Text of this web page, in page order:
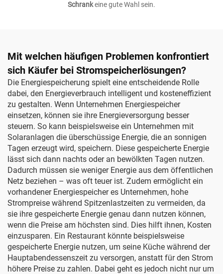
Schrankeine gute Wahl sein.
Mit welchen häufigen Problemen konfrontiert
sich Käufer bei Stromspeicherlösungen?
Die Energiespeicherung spielt eine entscheidende Rolle
dabei, den Energieverbrauch intelligent und kosteneffizient
zu gestalten. Wenn Unternehmen Energiespeicher
einsetzen, können sie ihre Energieversorgung besser
steuern. So kann beispielsweise ein Unternehmen mit
Solaranlagen die überschüssige Energie, die an sonnigen
Tagen erzeugt wird, speichern. Diese gespeicherte Energie
lässt sich dann nachts oder an bewölkten Tagen nutzen.
Dadurch müssen sie weniger Energie aus dem öffentlichen
Netz beziehen – was oft teuer ist. Zudem ermöglicht ein
vorhandener Energiespeicher es Unternehmen, hohe
Strompreise während Spitzenlastzeiten zu vermeiden, da
sie ihre gespeicherte Energie genau dann nutzen können,
wenn die Preise am höchsten sind. Dies hilft ihnen, Kosten
einzusparen. Ein Restaurant könnte beispielsweise
gespeicherte Energie nutzen, um seine Küche während der
Hauptabendessenszeit zu versorgen, anstatt für den Strom
höhere Preise zu zahlen. Dabei geht es jedoch nicht nur um